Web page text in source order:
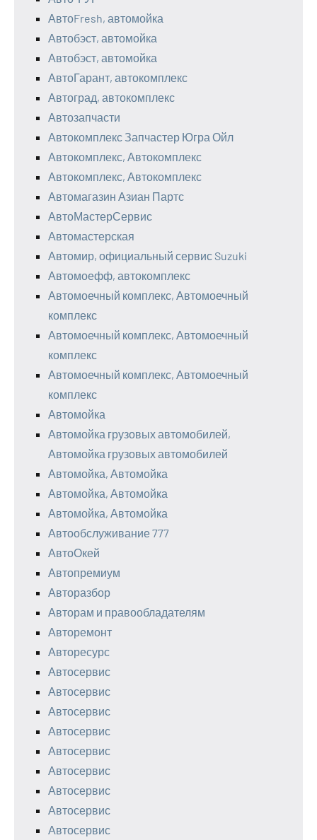
АвтоFresh, автомойка
Автобэст, автомойка
Автобэст, автомойка
АвтоГарант, автокомплекс
Автоград, автокомплекс
Автозапчасти
Автокомплекс Запчастер Югра Ойл
Автокомплекс, Автокомплекс
Автокомплекс, Автокомплекс
Автомагазин Азиан Партс
АвтоМастерСервис
Автомастерская
Автомир, официальный сервис Suzuki
Автомоефф, автокомплекс
Автомоечный комплекс, Автомоечный
комплекс
Автомоечный комплекс, Автомоечный
комплекс
Автомоечный комплекс, Автомоечный
комплекс
Автомойка
Автомойка грузовых автомобилей,
Автомойка грузовых автомобилей
Автомойка, Автомойка
Автомойка, Автомойка
Автомойка, Автомойка
Автообслуживание 777
АвтоОкей
Автопремиум
Авторазбор
Авторам и правообладателям
Авторемонт
Авторесурс
Автосервис
Автосервис
Автосервис
Автосервис
Автосервис
Автосервис
Автосервис
Автосервис
Автосервис